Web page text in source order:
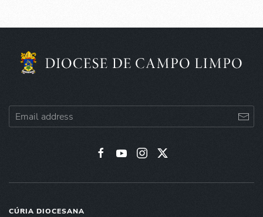
CÚRIA DIOCESANA